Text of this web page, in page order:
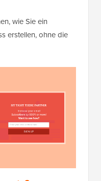
wie Sie ein
erstellen, ohne die